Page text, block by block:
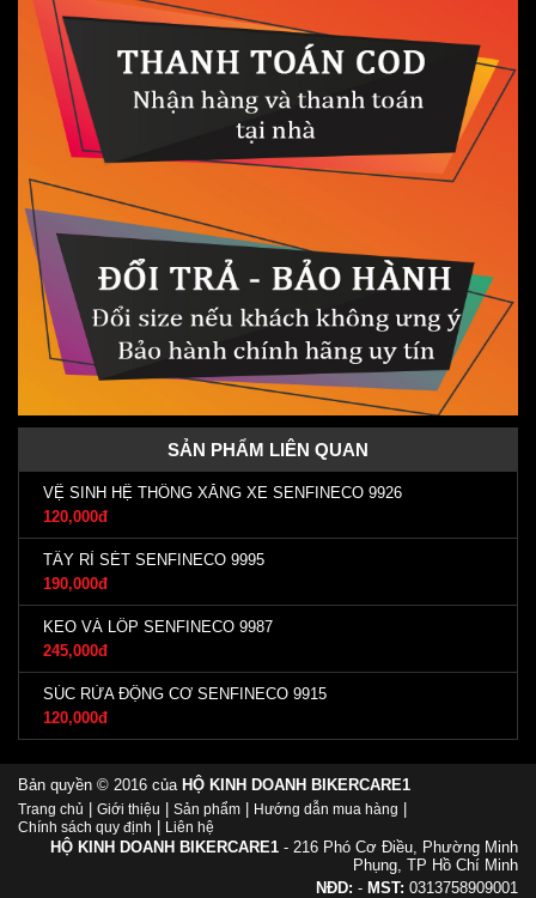
SẢN PHẨM LIÊN QUAN
VỆ SINH HỆ THỐNG XĂNG XE SENFINECO 9926
120,000đ
TẨY RỈ SÉT SENFINECO 9995
190,000đ
KEO VÁ LỐP SENFINECO 9987
245,000đ
SÚC RỬA ĐỘNG CƠ SENFINECO 9915
120,000đ
Bản quyền © 2016 của HỘ KINH DOANH BIKERCARE1
Trang chủ | Giới thiệu | Sản phẩm | Hướng dẫn mua hàng |
Chính sách quy định | Liên hệ
HỘ KINH DOANH BIKERCARE1 - 216 Phó Cơ Điều, Phường Minh
Phụng, TP Hồ Chí Minh
NĐD: - MST: 0313758909001